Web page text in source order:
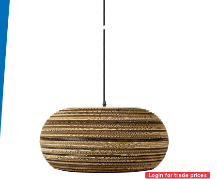
Login for trade prices